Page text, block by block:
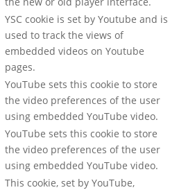
YSC cookie is set by Youtube and is
used to track the views of
embedded videos on Youtube
pages.
YouTube sets this cookie to store
the video preferences of the user
using embedded YouTube video.
YouTube sets this cookie to store
the video preferences of the user
using embedded YouTube video.
This cookie, set by YouTube,